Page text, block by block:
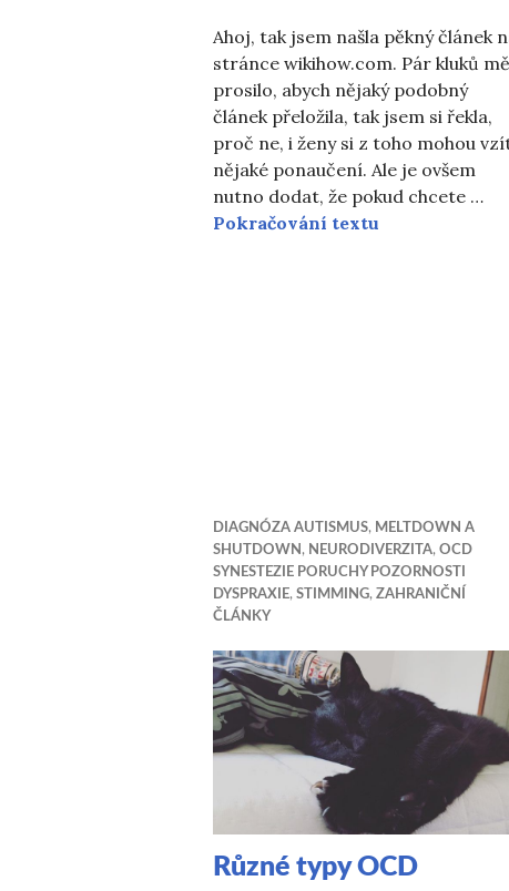
Ahoj, tak jsem našla pěkný článek
stránce wikihow.com. Pár kluků mě
prosilo, abych nějaký podobný
článek přeložila, tak jsem si řekla,
proč ne, i ženy si z toho mohou
nějaké ponaučení. Ale je ovšem
nutno dodat, že pokud chcete …
Pokračování textu Jak získat
DIAGNÓZA AUTISMUS, MELTDOWN A
SHUTDOWN , NEURODIVERZITA, OCD
SYNESTEZIE PORUCHY POZORNOSTI
DYSPRAXIE, STIMMING, ZAHRANIČNÍ
ČLÁNKY
Různé typy OCD